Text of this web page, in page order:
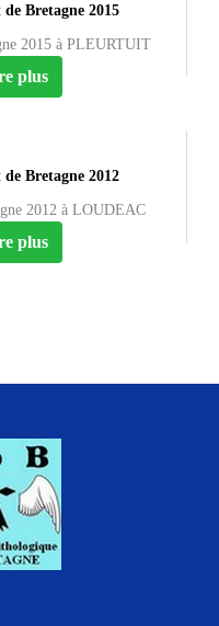
Bretagne 2015
2015 à PLEURTUIT
plus
Bretagne 2012
2012 à LOUDEAC
plus